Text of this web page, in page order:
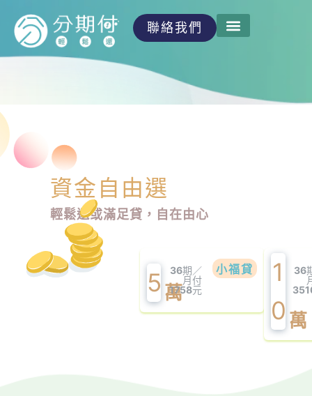
聯絡我們
資金自由選
輕鬆還或滿足貸，自在由心
5 萬
36期／
月付
1758元
小福貸
1
0 萬
36